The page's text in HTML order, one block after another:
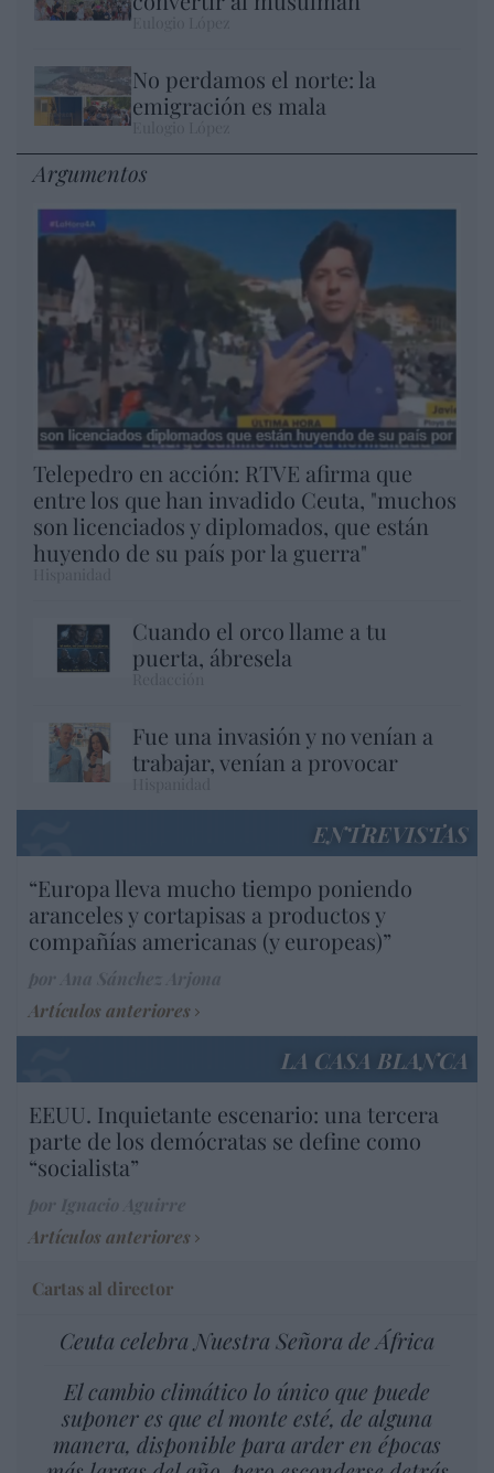
No perdamos el norte: la
emigración es mala
Argumentos
Telepedro en acción: RTVE afirma que
entre los que han invadido Ceuta, "muchos
son licenciados y diplomados, que están
huyendo de su país por la guerra"
Cuando el orco llame a tu
puerta, ábresela
Fue una invasión y no venían a
trabajar, venían a provocar
ENTREVISTAS
“Europa lleva mucho tiempo poniendo
aranceles y cortapisas a productos y
compañías americanas (y europeas)”
Artículos anteriores
LA CASA BLANCA
EEUU. Inquietante escenario: una tercera
parte de los demócratas se define como
“socialista”
Artículos anteriores
Cartas al director
Ceuta celebra Nuestra Señora de África
El cambio climático lo único que puede
suponer es que el monte esté, de alguna
manera, disponible para arder en épocas